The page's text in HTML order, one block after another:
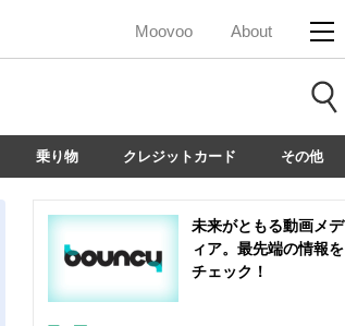
Moovoo About
乗り物 クレジットカード その他
未来がともる動画メデ
ィア。最先端の情報を
チェック！